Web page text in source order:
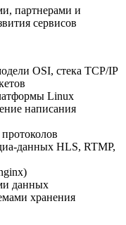
партнерами и
сервисов
OSI, cтека TCP/IP
Linux
написания
данных HLS, RTMP,
данных
хранения